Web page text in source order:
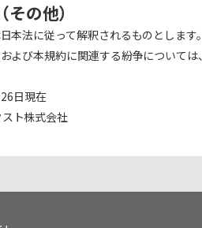
の他）
本法に従って解釈されるものとします。
よび本規約に関連する紛争について
26日現在
ト株式会社